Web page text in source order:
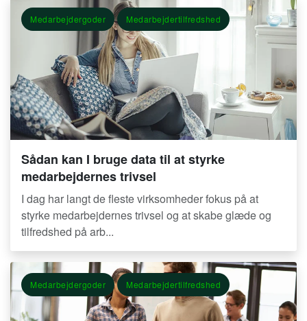
Medarbejdergoder Medarbejdertilfredshed
Sådan kan I bruge data til at styrke
medarbejdernes trivsel
I dag har langt de fleste virksomheder fokus på at
styrke medarbejdernes trivsel og at skabe glæde og
tilfredshed på arb...
Medarbejdergoder Medarbejdertilfredshed